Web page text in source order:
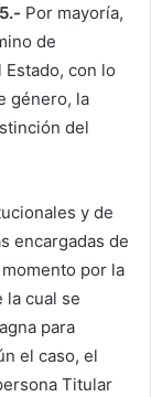
Por mayoría,
de
con lo
género, la
del
y de
encargadas de
por la
la cual se
para
el caso, el
Titular